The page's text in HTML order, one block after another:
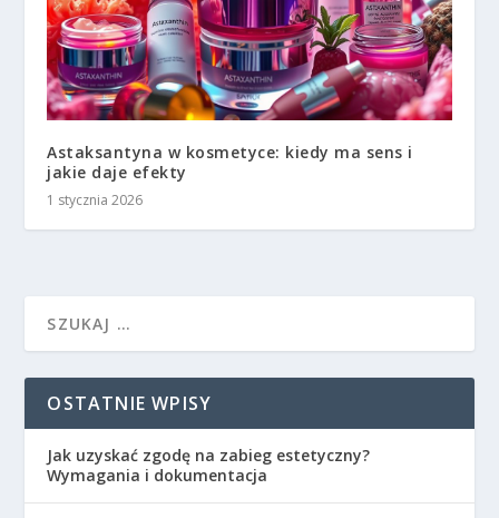
Astaksantyna w kosmetyce: kiedy ma sens i
jakie daje efekty
1 stycznia 2026
OSTATNIE WPISY
Jak uzyskać zgodę na zabieg estetyczny?
Wymagania i dokumentacja